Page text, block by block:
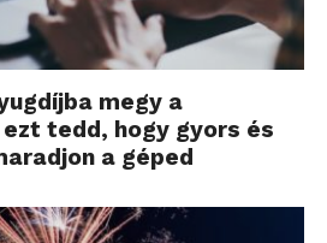
megy a
tedd, hogy gyors és
a géped